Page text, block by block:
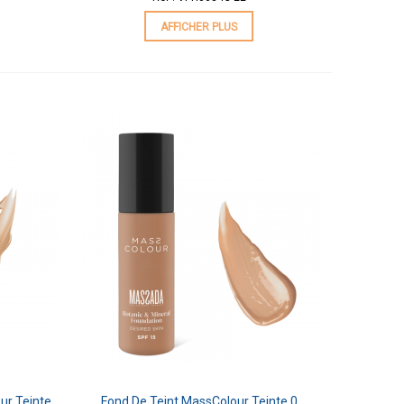
AFFICHER PLUS